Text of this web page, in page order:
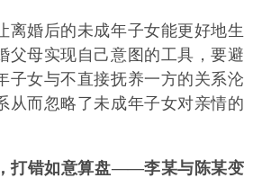
离婚后的未成年子女能更好地生
父母实现自己意图的工具，要避
子女与不直接抚养一方的关系沦
从而忽略了未成年子女对亲情的
打错如意算盘——李某与陈某变